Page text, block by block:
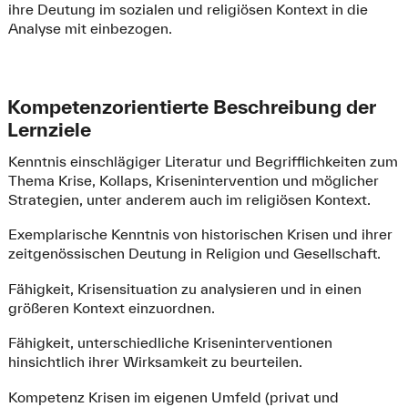
ihre Deutung im sozialen und religiösen Kontext in die
Analyse mit einbezogen.
Kompetenzorientierte Beschreibung der
Lernziele
Kenntnis einschlägiger Literatur und Begrifflichkeiten zum
Thema Krise, Kollaps, Krisenintervention und möglicher
Strategien, unter anderem auch im religiösen Kontext.
Exemplarische Kenntnis von historischen Krisen und ihrer
zeitgenössischen Deutung in Religion und Gesellschaft.
Fähigkeit, Krisensituation zu analysieren und in einen
größeren Kontext einzuordnen.
Fähigkeit, unterschiedliche Kriseninterventionen
hinsichtlich ihrer Wirksamkeit zu beurteilen.
Kompetenz Krisen im eigenen Umfeld (privat und